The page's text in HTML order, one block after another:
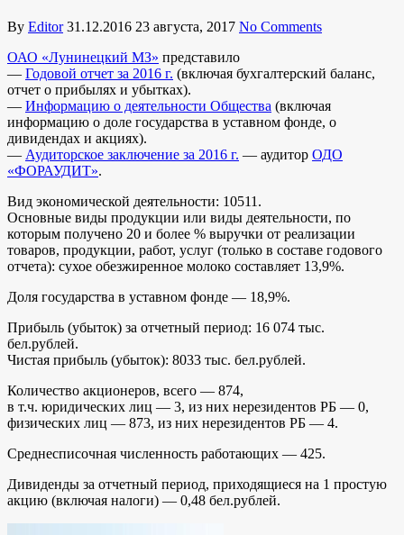
By Editor 31.12.2016 23 августа, 2017 No Comments
ОАО «Лунинецкий МЗ» представило
— Годовой отчет за 2016 г. (включая бухгалтерский баланс,
отчет о прибылях и убытках).
— Информацию о деятельности Общества (включая
информацию о доле государства в уставном фонде, о
дивидендах и акциях).
— Аудиторское заключение за 2016 г. — аудитор ОДО
«ФОРАУДИТ».
Вид экономической деятельности: 10511.
Основные виды продукции или виды деятельности, по
которым получено 20 и более % выручки от реализации
товаров, продукции, работ, услуг (только в составе годового
отчета): сухое обезжиренное молоко составляет 13,9%.
Доля государства в уставном фонде — 18,9%.
Прибыль (убыток) за отчетный период: 16 074 тыс.
бел.рублей.
Чистая прибыль (убыток): 8033 тыс. бел.рублей.
Количество акционеров, всего — 874,
в т.ч. юридических лиц — 3, из них нерезидентов РБ — 0,
физических лиц — 873, из них нерезидентов РБ — 4.
Среднесписочная численность работающих — 425.
Дивиденды за отчетный период, приходящиеся на 1 простую
акцию (включая налоги) — 0,48 бел.рублей.